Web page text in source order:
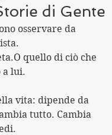
di Gente
osservare da
quello di ciò che
a lui.
vita: dipende da
tutto. Cambia